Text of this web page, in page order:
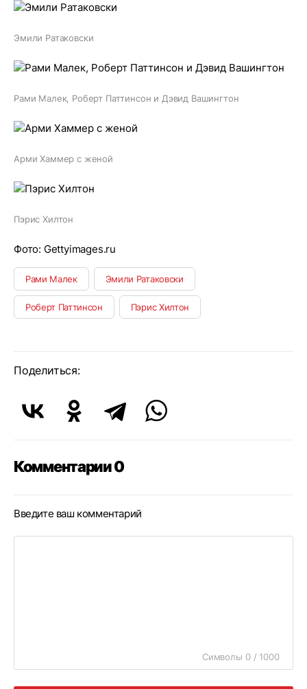
Эмили Ратаковски
Рами Малек, Роберт Паттинсон и Дэвид Вашингтон
Арми Хаммер с женой
Пэрис Хилтон
Фото: Gettyimages.ru
Рами Малек Эмили Ратаковски
Роберт Паттинсон Пэрис Хилтон
Поделиться:
Комментарии 0
Введите ваш комментарий
Символы 0 / 1000